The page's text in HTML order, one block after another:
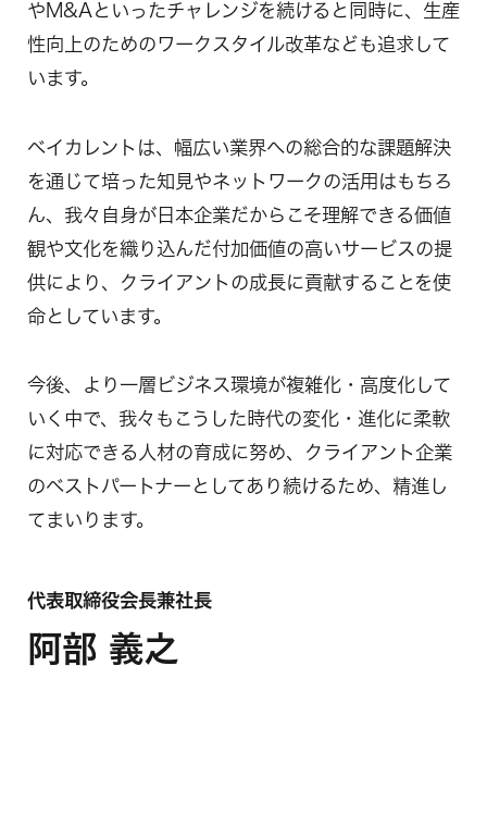
やM&Aといったチャレンジを続けると同時に、生産
性向上のためのワークスタイル改革なども追求して
います。
ベイカレントは、幅広い業界への総合的な課題解決
を通じて培った知見やネットワークの活用はもちろ
ん、我々自身が日本企業だからこそ理解できる価値
観や文化を織り込んだ付加価値の高いサービスの提
供により、クライアントの成長に貢献することを使
命としています。
今後、より一層ビジネス環境が複雑化・高度化して
いく中で、我々もこうした時代の変化・進化に柔軟
に対応できる人材の育成に努め、クライアント企業
のベストパートナーとしてあり続けるため、精進し
てまいります。
代表取締役会長兼社長
阿部 義之